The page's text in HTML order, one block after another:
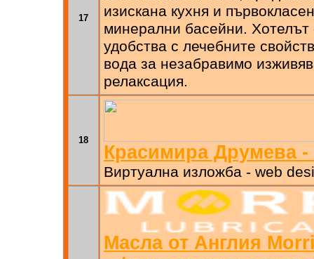
17
изискана кухня и
минерални басейни.
удобства с лечебните
вода за незабравимо
релаксация.
18
Красимира Друмева
Виртуална изложба - web
Масла от Англия